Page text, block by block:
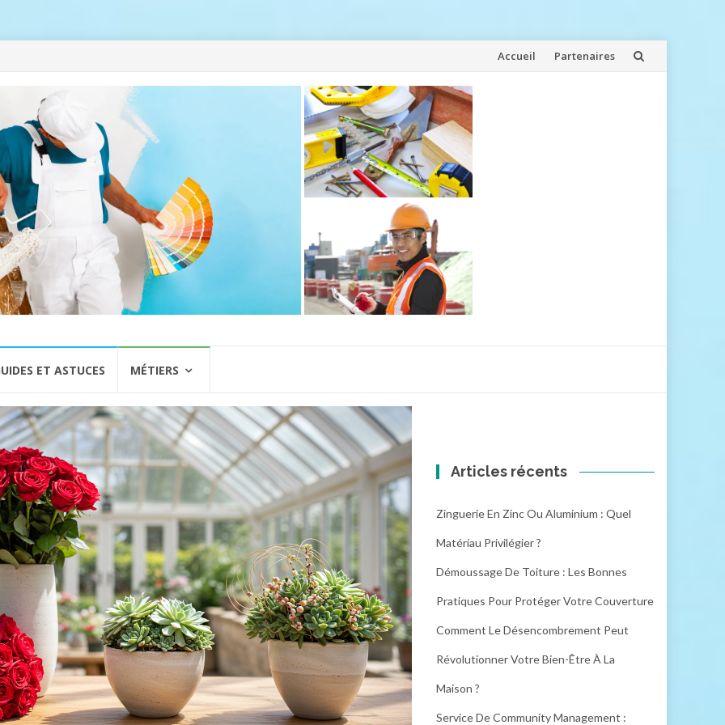
Aller
Accueil Partenaires
ET ASTUCES MÉTIERS
Articles récents
Zinguerie En Zinc Ou Aluminium : Quel
Matériau Privilégier ?
Démoussage De Toiture : Les Bonnes
Pratiques Pour Protéger Votre Couverture
Comment Le Désencombrement Peut
Révolutionner Votre Bien-Être À La
Maison ?
Service De Community Management :